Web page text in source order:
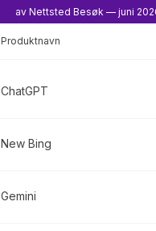
av Nettsted Besøk — juni
Produktnavn
ChatGPT
New Bing
Gemini